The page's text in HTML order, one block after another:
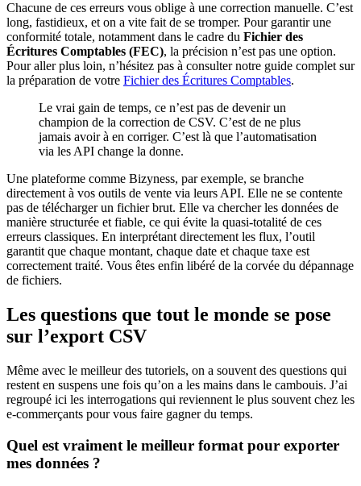
Chacune de ces erreurs vous oblige à une correction manuelle. C’est
long, fastidieux, et on a vite fait de se tromper. Pour garantir une
conformité totale, notamment dans le cadre du Fichier des
Écritures Comptables (FEC), la précision n’est pas une option.
Pour aller plus loin, n’hésitez pas à consulter notre guide complet sur
la préparation de votre Fichier des Écritures Comptables.
Le vrai gain de temps, ce n’est pas de devenir un
champion de la correction de CSV. C’est de ne plus
jamais avoir à en corriger. C’est là que l’automatisation
via les API change la donne.
Une plateforme comme Bizyness, par exemple, se branche
directement à vos outils de vente via leurs API. Elle ne se contente
pas de télécharger un fichier brut. Elle va chercher les données de
manière structurée et fiable, ce qui évite la quasi-totalité de ces
erreurs classiques. En interprétant directement les flux, l’outil
garantit que chaque montant, chaque date et chaque taxe est
correctement traité. Vous êtes enfin libéré de la corvée du dépannage
de fichiers.
Les questions que tout le monde se pose
sur l’export CSV
Même avec le meilleur des tutoriels, on a souvent des questions qui
restent en suspens une fois qu’on a les mains dans le cambouis. J’ai
regroupé ici les interrogations qui reviennent le plus souvent chez les
e-commerçants pour vous faire gagner du temps.
Quel est vraiment le meilleur format pour exporter
mes données ?